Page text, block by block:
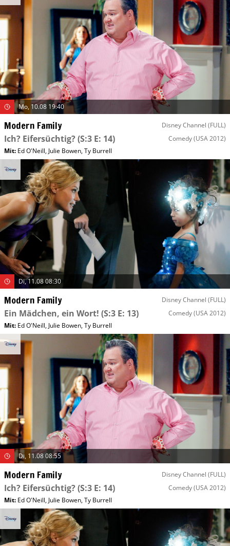
Mo, 10.08 19:40
Modern Family Disney Channel (FULL)
Ich? Eifersüchtig?(S:3 E: 14) Comedy(USA 2012)
Mit: Ed O'Neill, Julie Bowen,Ty Burrell
Di, 11.08 08:30
Modern Family Disney Channel (FULL)
Ein Mädchen, ein Wort! (S:3 E: 13) Comedy(USA 2012)
Mit: Ed O'Neill, Julie Bowen,Ty Burrell
Di, 11.08 08:55
Modern Family Disney Channel (FULL)
Ich? Eifersüchtig?(S:3 E: 14) Comedy(USA 2012)
Mit: Ed O'Neill, Julie Bowen,Ty Burrell